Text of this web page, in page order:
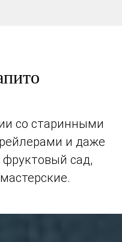
со старинными
и даже
сад,